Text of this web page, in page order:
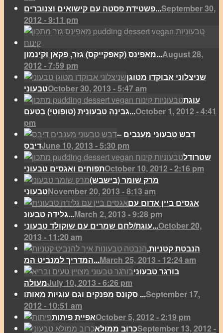
פשטידת פסטה עם קישואים וצנוברים...September 30,
2012 - 9:11 pm
מאפינס (קאפקייקס) גזר, פקאן וקינמון...August 28,
2012 - 7:59 pm
שניצלוני אבוקדו מטוגן
טבעוניOctober 30, 2013 - 5:47 am
עוגת
גבינה טבעונית (טופוטי) בטעם...October 1, 2012 - 4:41
pm
דבש טבעוני מענבים –
דיבסJune 10, 2013 - 5:30 pm
שטרודל
תפוחים ואגסים טבעוניOctober 10, 2012 - 2:16 pm
מרק שומר (בישבש)
טבעוניNovember 20, 2013 - 8:13 am
אגסים ביין אדום עם
גלידה טבעונ...March 2, 2013 - 9:28 pm
עוגת/לחם שמרים עם שוקולד טבעוני...October 20,
2013 - 11:20 am
הנבטת קטניות,
המדריך למנביט המ...March 25, 2013 - 12:24 am
בורגר טבעוני
מעולהJuly 10, 2013 - 6:26 pm
סקונס מפנקים וגם עוגיות מאותו ...September 17,
2012 - 10:51 am
אפיית פיתותOctober 5, 2012 - 2:19 pm
כרוב ממולאSeptember 13, 2012 -